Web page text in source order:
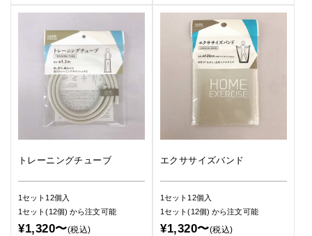
トレーニングチューブ
1セット12個入
1セット(12個)から注文可能
¥1,320〜(税込)
エクササイズバンド
1セット12個入
1セット(12個)から注文可能
¥1,320〜(税込)